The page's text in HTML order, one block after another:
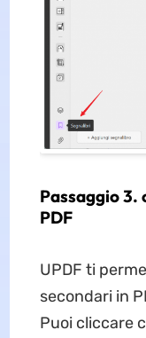
Passaggio 3.
PDF
UPDF ti
secondari in
Puoi cliccare